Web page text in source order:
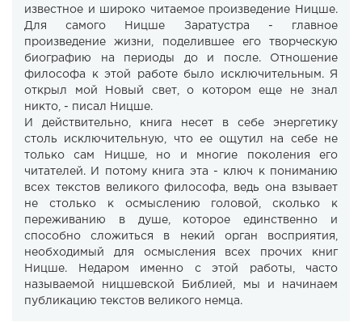
известное и широко читаемое произведение Ницше.
Для самого Ницше Заратустра - главное
произведение жизни, поделившее его творческую
биографию на периоды до и после. Отношение
философа к этой работе было исключительным. Я
открыл мой Новый свет, о котором еще не знал
никто, - писал Ницше.
И действительно, книга несет в себе энергетику
столь исключительную, что ее ощутил на себе не
только сам Ницше, но и многие поколения его
читателей. И потому книга эта - ключ к пониманию
всех текстов великого философа, ведь она взывает
не столько к осмыслению головой, сколько к
переживанию в душе, которое единственно и
способно сложиться в некий орган восприятия,
необходимый для осмысления всех прочих книг
Ницше. Недаром именно с этой работы, часто
называемой ницшевской Библией, мы и начинаем
публикацию текстов великого немца.